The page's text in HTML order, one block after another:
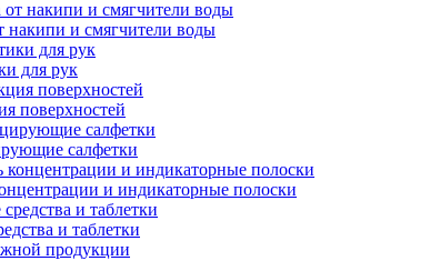
накипи и смягчители воды
для рук
поверхностей
салфетки
и индикаторные полоски
и таблетки